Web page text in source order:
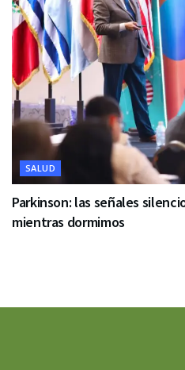
SALUD
Parkinson: las señales
mientras dormimos